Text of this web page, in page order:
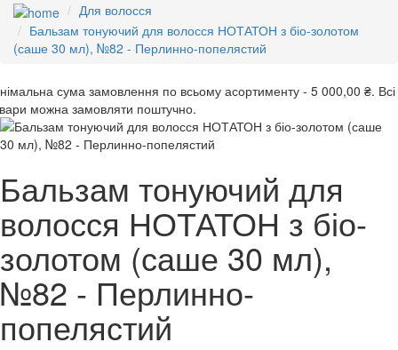
Для волосся
Бальзам тонуючий для волосся НОТАТОН з біо-золотом
(саше 30 мл), №82 - Перлинно-попелястий
сума замовлення по всьому асортименту - 5 000,00 ₴. Всі
можна замовляти поштучно.
Бальзам тонуючий для
волосся НОТАТОН з біо-
золотом (саше 30 мл),
№82 - Перлинно-
попелястий